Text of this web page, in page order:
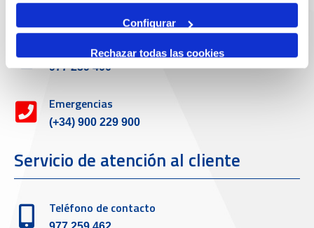
Configurar
Rechazar todas las cookies
Teléfono de contacto
977 259 400
Emergencias
(+34) 900 229 900
Servicio de atención al cliente
Teléfono de contacto